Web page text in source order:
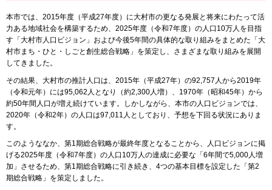
本市では、2015年度（平成27年度）に大村市の更なる発展と将来にわたって活
力ある地域社会を構築するため、2025年度（令和7年度）の人口10万人を目指
す「大村市人口ビジョン」および今後5年間の具体的な取り組みをまとめた「大
村市まち・ひと・しごと創生総合戦略」を策定し、さまざまな取り組みを展開
してきました。
その結果、大村市の推計人口は、2015年（平成27年）の92,757人から2019年
（令和元年）には95,062人となり（約2,300人増）、1970年（昭和45年）から
約50年間人口が増え続けています。しかしながら、本市の人口ビジョンでは、
2020年（令和2年）の人口は97,011人としており、予想を下回る状況にありま
す。
このようななか、第1期総合戦略が最終年度となることから、人口ビジョンに掲
げる2025年度（令和7年度）の人口10万人の達成に必要な「6年間で5,000人増
加」させるため、第1期総合戦略に引き続き、4つの基本目標を設定した「第2
期総合戦略」を策定しました。